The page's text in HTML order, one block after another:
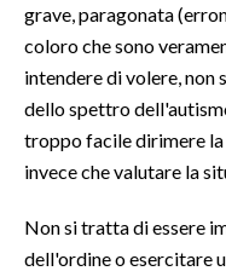
PUBBLICITÀ
SPIAGGE
STORE
grave, paragonata
coloro che sono
intendere di volere, non
dello spettro
troppo facile dirimere
invece che valutare la
Non si tratta di essere
dell'ordine o esercitare